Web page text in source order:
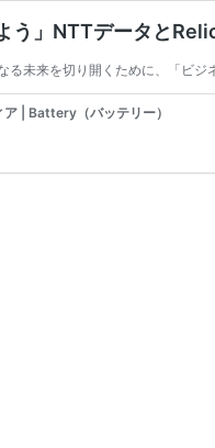
う」NTTデータと
る未来を切り開くために、「ビ
| Battery（バッテリー）